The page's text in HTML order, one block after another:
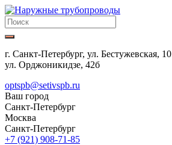
г. Санкт-Петербург, ул. Бестужевская, 10
ул. Орджоникидзе, 42б
optspb@setivspb.ru
Ваш город
Санкт-Петербург
Москва
Санкт-Петербург
+7 (921) 908-71-85